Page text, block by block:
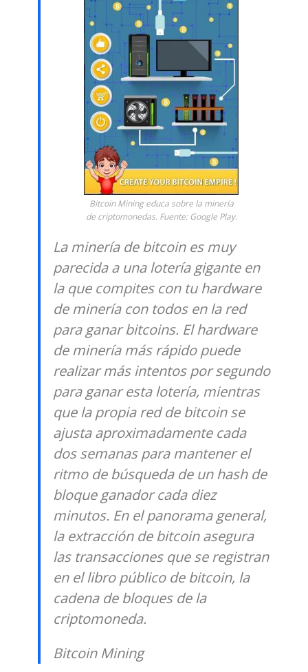
Bitcoin Mining educa sobre la minería
de criptomonedas. Fuente: Google Play.
La minería de bitcoin es muy
parecida a una lotería gigante en
la que compites con tu hardware
de minería con todos en la red
para ganar bitcoins. El hardware
de minería más rápido puede
realizar más intentos por segundo
para ganar esta lotería, mientras
que la propia red de bitcoin se
ajusta aproximadamente cada
dos semanas para mantener el
ritmo de búsqueda de un hash de
bloque ganador cada diez
minutos. En el panorama general,
la extracción de bitcoin asegura
las transacciones que se registran
en el libro público de bitcoin, la
cadena de bloques de la
criptomoneda.
Bitcoin Mining